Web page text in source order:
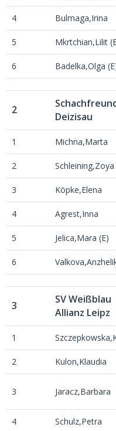
4 Bulmaga,Irina
5 Mkrtchian,Lilit
6 Badelka,Olga
2
Deizisau
1 Michna,Marta
2 Schleining,Zoya
3 Köpke,Elena
4 Agrest,Inna
5 Jelica,Mara (E)
6
3
SV Weißblau
Allianz Leipz
1
2 Kulon,Klaudia
3 Jaracz,Barbara
4 Schulz,Petra